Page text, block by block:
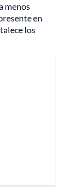
menos
en
los